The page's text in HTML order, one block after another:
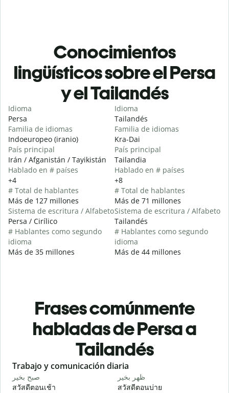
Conocimientos
lingüísticos sobre el Persa
y el Tailandés
Idioma
Persa
Familia de idiomas
Indoeuropeo (iranio)
País principal
Irán / Afganistán / Tayikistán
Hablado en # países
+4
# Total de hablantes
Más de 127 millones
Sistema de escritura / Alfabeto
Persa / Cirílico
# Hablantes como segundo
idioma
Más de 35 millones
Idioma
Tailandés
Familia de idiomas
Kra-Dai
País principal
Tailandia
Hablado en # países
+8
# Total de hablantes
Más de 71 millones
Sistema de escritura / Alfabeto
Tailandés
# Hablantes como segundo
idioma
Más de 44 millones
Frases comúnmente
habladas de Persa a
Tailandés
Slide 1 of 6
Trabajo y comunicación diaria
صبح بخیر
สวัสดีตอนเช้า
ظهر بخیر
สวัสดีตอนบ่าย